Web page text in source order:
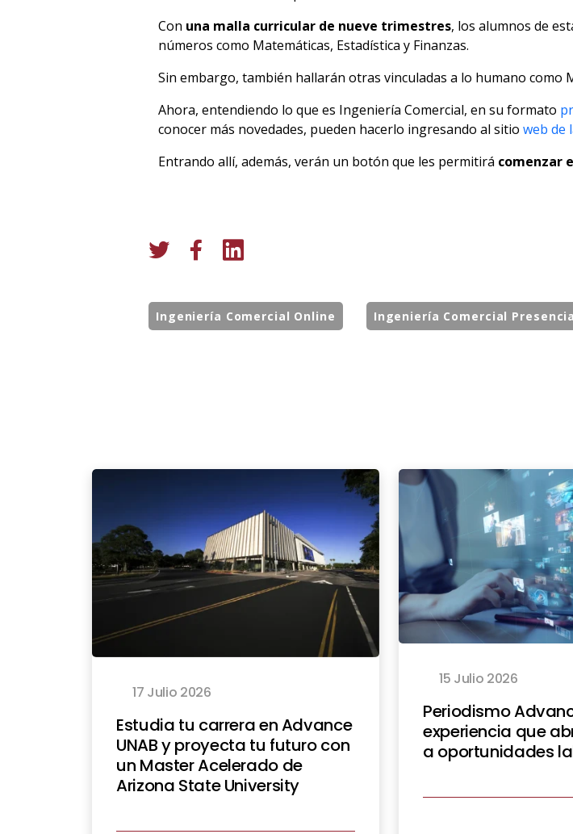
Con una malla curricular de nueve trimestres, los alumnos de
números como Matemáticas, Estadística y Finanzas.
Sin embargo, también hallarán otras vinculadas a lo humano como
Ahora, entendiendo lo que es Ingeniería Comercial, en su formato
conocer más novedades, pueden hacerlo ingresando al sitio web de
Entrando allí, además, verán un botón que les permitirá comenzar
Ingeniería Comercial Online Ingeniería Comercial
17 Julio 2026
Estudia tu carrera en Advance
UNAB y proyecta tu futuro con
un Master Acelerado de
Arizona State University
15 Julio 2026
Periodismo
experiencia que
a oportunidades